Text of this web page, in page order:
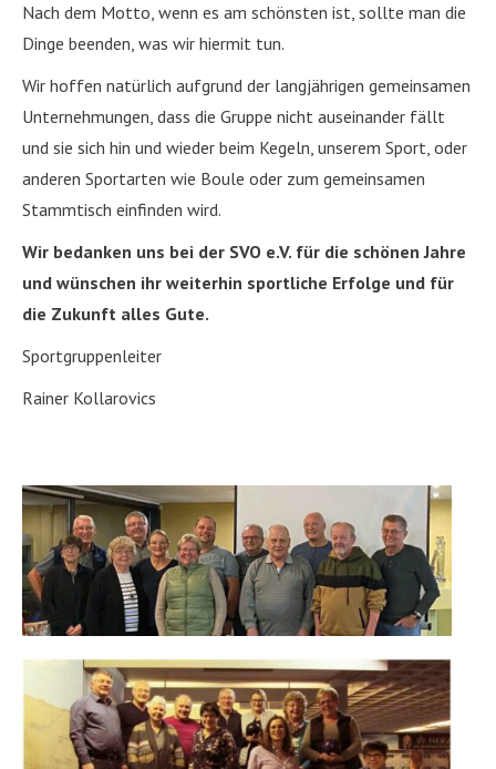
Nach dem Motto, wenn es am schönsten ist, sollte man die
Dinge beenden, was wir hiermit tun.
Wir hoffen natürlich aufgrund der langjährigen gemeinsamen
Unternehmungen, dass die Gruppe nicht auseinander fällt
und sie sich hin und wieder beim Kegeln, unserem Sport, oder
anderen Sportarten wie Boule oder zum gemeinsamen
Stammtisch einfinden wird.
Wir bedanken uns bei der SVO e.V. für die schönen Jahre
und wünschen ihr weiterhin sportliche Erfolge und für
die Zukunft alles Gute.
Sportgruppenleiter
Rainer Kollarovics